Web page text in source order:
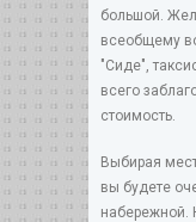
большой.
всеобщему
"Сиде",
всего
стоимость.
Выбирая
вы будете
набережной.